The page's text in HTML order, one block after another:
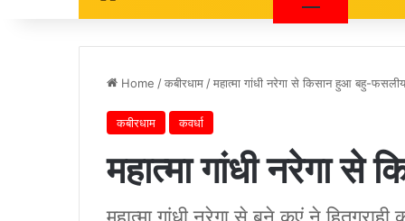
Home /कबीरधाम /महात्मा गांधी नरेगा से किसान हुआ बहु-फसलीय
कबीरधाम कवर्धा
महात्मा गांधी नरेगा